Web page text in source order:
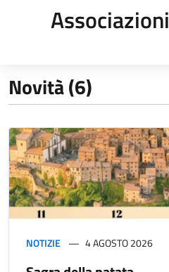
Associazioni
Novità (6)
NOTIZIE 4 AGOSTO 2026